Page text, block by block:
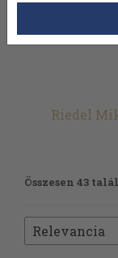
Riedel
Összesen 43